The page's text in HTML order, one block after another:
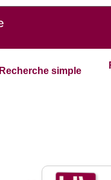
Recherche simple